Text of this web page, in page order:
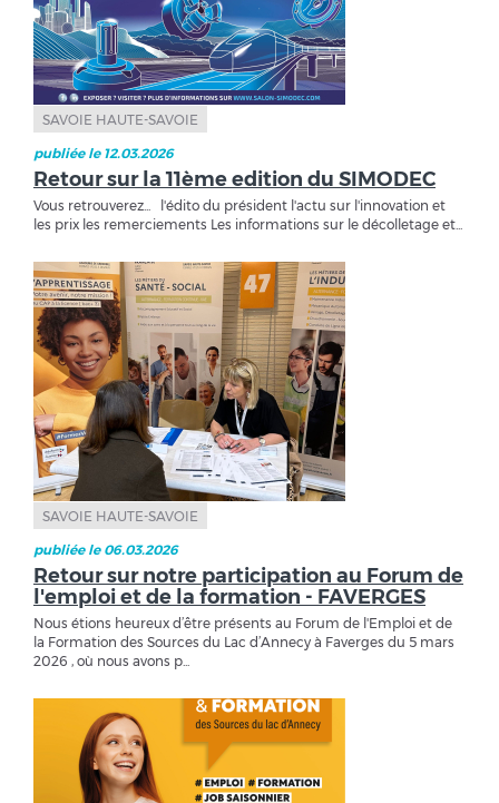
SAVOIE HAUTE-SAVOIE
publiée le 12.03.2026
Retour sur la 11ème edition du SIMODEC
Vous retrouverez... l'édito du président l'actu sur l'innovation et
les prix les remerciements Les informations sur le décolletage et...
SAVOIE HAUTE-SAVOIE
publiée le 06.03.2026
Retour sur notre participation au Forum de
l'emploi et de la formation - FAVERGES
Nous étions heureux d’être présents au Forum de l'Emploi et de
la Formation des Sources du Lac d’Annecy à Faverges du 5 mars
2026 , où nous avons p...